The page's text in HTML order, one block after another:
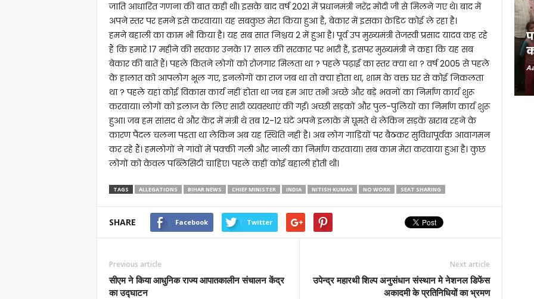
जाति आधारित गणना की बात कही थी। इसके बाद वर्ष 2021 में प्रधानमंत्री नरेंद्र मोदी जी से मिलने गए थे। बाद में
अपने स्तर पर हमने इसे करवाया। यह सबकुछ मेरा किया हुआ है, बेकार में इसका क्रेडिट कोई ले रहा है।
हमने बहाली का काम भी किया है। यह सब सात निश्चय 2 में हुआ है। पूर्व उप मुख्यमंत्री तेजस्वी प्रसाद यादव कह रहे
हैं कि हमारे 17 महीने की सरकार उनके 17 साल की सरकार पर भारी है, इसपर मुख्यमंत्री ने कहा कि यह सब
बेकार की बातें हैं। पहले कितने लोगों को रोजगार मिलता था ? पहले पढ़ाई का स्तर क्या था ? वर्ष 2005 से पहले
के हालात को आपलोग भूल गए, इनलोगों का राज जब था तो क्या होता था, शाम के वक्त घर से कोई निकलता
था ? पहले यहां कोई विकास कार्य नहीं होता था जब हम आए तभी अच्छे और बड़े भवनों का निर्माण कार्य शुरू
करवाया। लोगों को इलाज के लिए सारी व्यवस्थाएं की गईं। अच्छी सड़कों और पुल-पुलियों का निर्माण कार्य शुरू
हुआ। जब हम सांसद थे और केंद्र में मंत्री थे तब 12-12 घंटे अपने इलाके में घूमते थे लेकिन सड़कें खराब रहने के
कारण पैदल चलना पड़ता था लेकिन अब यह स्थिति नहीं है। अब लोग गाड़ियों पर बैठकर सुविधापूर्वक आवागमन
कर रहे हैं। हमलोगों ने गांवों में पक्की गली और नाली का निर्माण करवाया। सब काम मेरा करवाया हुआ है। कुछ
लोगों को केवल पब्लिसिटी चाहिए। पहले कहीं कोई बहाली होती थी।
TAGS ALLEGATIONS BIHAR NEWS CHIEF MINISTER INDIA NITISH KUMAR NO WORK SEAT SHARING
SHARE Facebook Twitter
Previous article
सीएम ने किया आधुनिक राज्य आपातकालीन संचालन केंद्र
का उद्घाटन
Next article
उपेन्द्र महारथी शिल्प अनुसंधान संस्थान मे नेशनल डिफेंस
अकादमी के प्रतिनिधियों का भ्रमण